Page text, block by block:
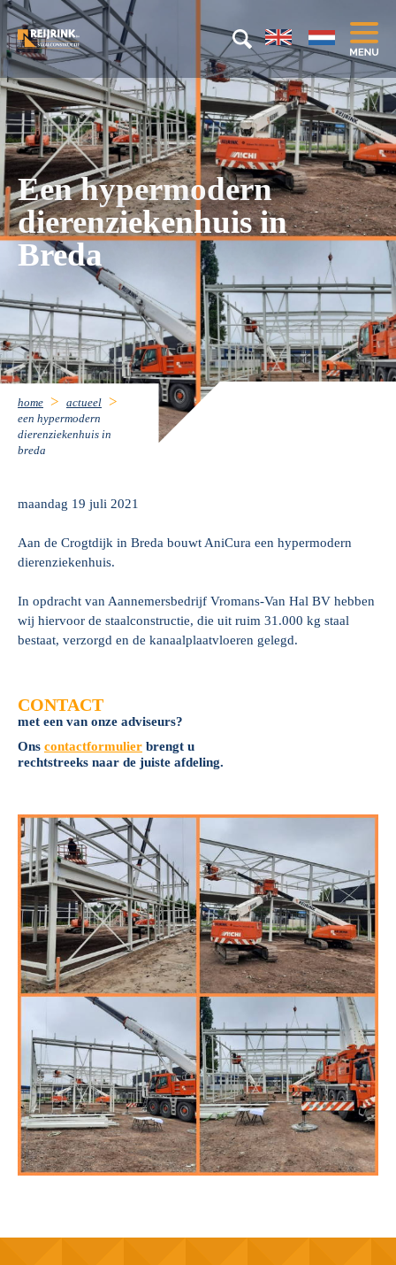
Een hypermodern
dierenziekenhuis in
Breda
home
actueel
een hypermodern
dierenziekenhuis in
breda
maandag 19 juli 2021
Aan de Crogtdijk in Breda bouwt AniCura een hypermodern
dierenziekenhuis.
In opdracht van Aannemersbedrijf Vromans-Van Hal BV hebben
wij hiervoor de staalconstructie, die uit ruim 31.000 kg staal
bestaat, verzorgd en de kanaalplaatvloeren gelegd.
CONTACT
met een van onze adviseurs?
Ons contactformulier brengt u
rechtstreeks naar de juiste afdeling.